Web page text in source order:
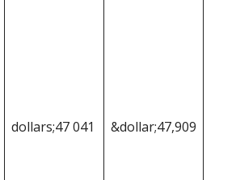
dollars;47 041 &dollar;47,909